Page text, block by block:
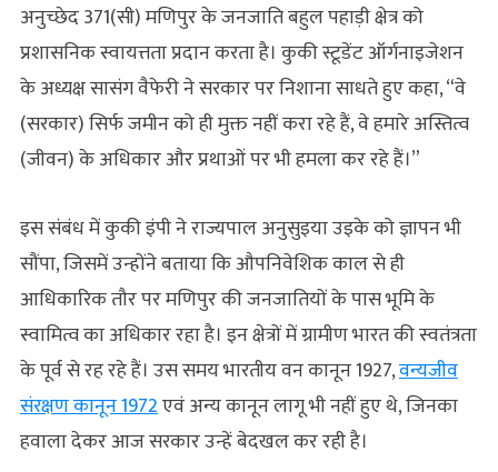
अनुच्छेद 371(सी) मणिपुर के जनजाति बहुल पहाड़ी क्षेत्र को
प्रशासनिक स्वायत्तता प्रदान करता है। कुकी स्टूडेंट ऑर्गनाइजेशन
के अध्यक्ष सासंग वैफेरी ने सरकार पर निशाना साधते हुए कहा, “वे
(सरकार) सिर्फ जमीन को ही मुक्त नहीं करा रहे हैं, वे हमारे अस्तित्व
(जीवन) के अधिकार और प्रथाओं पर भी हमला कर रहे हैं।”
इस संबंध में कुकी इंपी ने राज्यपाल अनुसुइया उइके को ज्ञापन भी
सौंपा, जिसमें उन्होंने बताया कि औपनिवेशिक काल से ही
आधिकारिक तौर पर मणिपुर की जनजातियों के पास भूमि के
स्वामित्व का अधिकार रहा है। इन क्षेत्रों में ग्रामीण भारत की स्वतंत्रता
के पूर्व से रह रहे हैं। उस समय भारतीय वन कानून 1927,वन्यजीव
संरक्षण कानून 1972एवं अन्य कानून लागू भी नहीं हुए थे, जिनका
हवाला देकर आज सरकार उन्हें बेदखल कर रही है।